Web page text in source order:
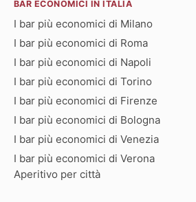
BAR ECONOMICI IN ITALIA
I bar più economici di Milano
I bar più economici di Roma
I bar più economici di Napoli
I bar più economici di Torino
I bar più economici di Firenze
I bar più economici di Bologna
I bar più economici di Venezia
I bar più economici di Verona
Aperitivo per città